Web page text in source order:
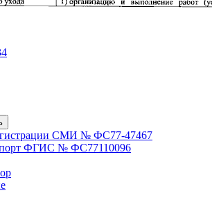
СМИ № ФС77-47467
ФГИС № ФС77110096